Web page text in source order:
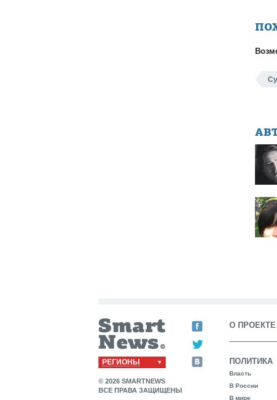
РЕГИОНЫ
© 2026 SMARTNEWS
ВСЕ ПРАВА ЗАЩИЩЕНЫ
О ПРОЕКТЕ
ПОЛИТИКА
Власть
В России
В мире